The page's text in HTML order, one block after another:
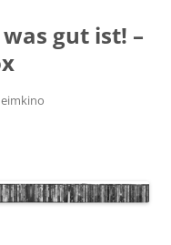
gut ist! –